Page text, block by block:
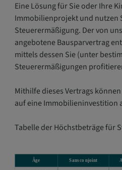
Eine Lösung für Sie oder Ihre
Immobilienprojekt und nutzen
Steuerermäßigung. Der von
angebotene Bausparvertrag
mittels dessen Sie (unter
Steuerermäßigungen
Mithilfe dieses Vertrags
auf eine Immobilieninvestition
Tabelle der Höchstbeträge für